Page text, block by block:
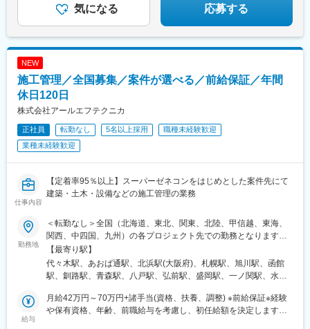
柿生駅、相模湖駅、上溝駅、下溝駅、豊栄駅、新潟駅、白山駅(新
潟県)、亀田駅、新津駅、矢代田駅、内野駅、巻駅、井川駅、安倍
駅、左京山駅、上社駅、植田駅(名古屋市営)、貴船口駅、今出川
駅、鞍馬駅、二条駅、清水五条駅、五条駅(京都市営)、上鳥羽口
駅、日吉駅(京都府)、桃山駅、東野駅(京都府)、洛西口駅、都島
駅、野田阪神駅、桜島駅、阿波座駅、朝潮橋駅、津守駅、大阪上
本町駅、芦原橋駅、福駅、だいどう豊里駅、今里駅(地下鉄)、桃谷
駅、千林大宮駅、鴫野駅、東天下茶屋駅、沢ノ町駅、西天下茶屋
駅、三国駅(大阪府)、横堤駅、住ノ江駅、喜連瓜破駅、大阪梅田駅
栂・美木多駅、新金岡駅、北野田駅、岡本駅(兵庫県)、星の駅、湊
川公園駅、西代駅、妙法寺駅(兵庫県)、滝の茶屋駅、大池駅、中埠
道駅(岡山県)、妹尾駅、鷹野橋駅、白島駅(広島電鉄線)、比治山下
駅、西広島駅、大原駅(広島県)、可部駅、中野東駅、広域公園前
駅、小森江駅、二島駅、九州工大前駅、西小倉駅、志井公園駅、
山麓駅(皿倉山)、今池駅(福岡県)、貝塚駅(福岡県)、東比恵駅、赤
坂駅(福岡県)、大橋駅(福岡県)、九大学研都市駅、福大前駅、梅林
駅(福岡県)、水前寺駅、段山町駅、富合駅、植木駅、東海学園前
駅、東京駅、東銀座駅、六本木駅、新宿三丁目駅、水道橋駅、浅
草駅(ＴＸ)、錦糸町駅、木場駅(東京都)、大崎駅、中目黒駅、京急
蒲田駅、東北沢駅、渋谷駅、中野駅(東京都)、荻窪駅、池袋駅、十
気になる 応募する
NEW
施工管理／全国募集／案件が選べる／前給保証／年間
休日120日
株式会社アールエフテクニカ
正社員 転勤なし 5名以上採用
職種未経験歓迎
業種未経験歓迎
仕事内容
【定着率95％以上】スーパーゼネコンをはじめとした案件先にて
建築・土木・設備などの施工管理の業務
勤務地
＜転勤なし＞全国（北海道、東北、関東、北陸、甲信越、東海、
関西、中四国、九州）の各プロジェクト先での勤務となります。※
勤務地は希望を考慮します。※転居を伴う転勤なし※車通勤OK（勤
務地による）※直行直帰OK※U・Iターン歓迎。社員寮完備＆住宅補
助制度あり（規定あり）【東京オフィス】東京都渋谷区千駄ヶ谷
町1-7-3 吉田ビル5階【仙台オフィス】宮城県仙台市青葉区中央2-
11-1 オルタス仙台ビル3階
【最寄り駅】
代々木駅、あおば通駅、北浜駅(大阪府)、札幌駅、旭川駅、函館
駅、釧路駅、青森駅、八戸駅、弘前駅、盛岡駅、一ノ関駅、水沢
形駅、三瀬駅、いわき駅、郡山駅(福島県)、福島駅(福島県)、水戸
駅、つくば駅、日立駅、勝田駅、土浦駅、古河駅、下妻駅、守谷
給与
月給42万円～70万円+諸手当(資格、扶養、調整) ※前給保証※経験
や保有資格、年齢、前職給与を考慮し、初任給額を決定します。※